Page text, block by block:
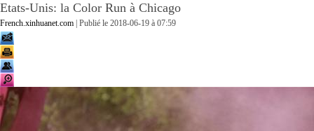
Etats-Unis: la Color Run à Chicago
French.xinhuanet.com | Publié le 2018-06-19 à 07:59